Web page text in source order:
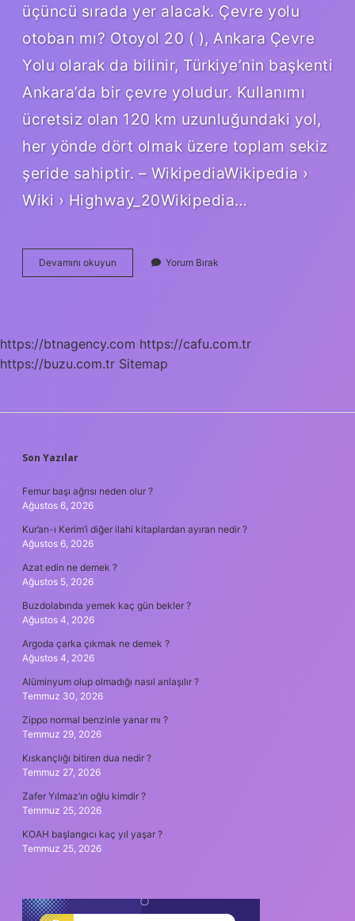
üçüncü sırada yer alacak. Çevre yolu
otoban mı? Otoyol 20 ( ), Ankara Çevre
Yolu olarak da bilinir, Türkiye’nin başkenti
Ankara’da bir çevre yoludur. Kullanımı
ücretsiz olan 120 km uzunluğundaki yol,
her yönde dört olmak üzere toplam sekiz
şeride sahiptir. – WikipediaWikipedia ›
Wiki › Highway_20Wikipedia…
Devamını okuyun
Çevre
Yorum Bırak
https://btnagency.com https://cafu.com.tr
https://buzu.com.tr Sitemap
SIDEBAR
Son Yazılar
Femur başı ağrısı neden olur ?
Ağustos 6, 2026
Kur’an-ı Kerim’i diğer ilahi kitaplardan ayıran nedir ?
Ağustos 6, 2026
Azat edin ne demek ?
Ağustos 5, 2026
Buzdolabında yemek kaç gün bekler ?
Ağustos 4, 2026
Argoda çarka çıkmak ne demek ?
Ağustos 4, 2026
Alüminyum olup olmadığı nasıl anlaşılır ?
Temmuz 30, 2026
Zippo normal benzinle yanar mı ?
Temmuz 29, 2026
Kıskançlığı bitiren dua nedir ?
Temmuz 27, 2026
Zafer Yılmaz’ın oğlu kimdir ?
Temmuz 25, 2026
KOAH başlangıcı kaç yıl yaşar ?
Temmuz 25, 2026